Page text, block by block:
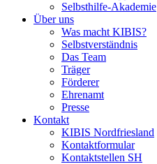
Selbsthilfe-Akademie
Über uns
Was macht KIBIS?
Selbstverständnis
Das Team
Träger
Förderer
Ehrenamt
Presse
Kontakt
KIBIS Nordfriesland
Kontaktformular
Kontaktstellen SH